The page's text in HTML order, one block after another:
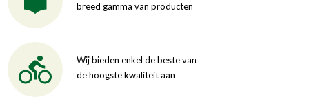
breed gamma van producten
Wij bieden enkel de beste van
de hoogste kwaliteit aan